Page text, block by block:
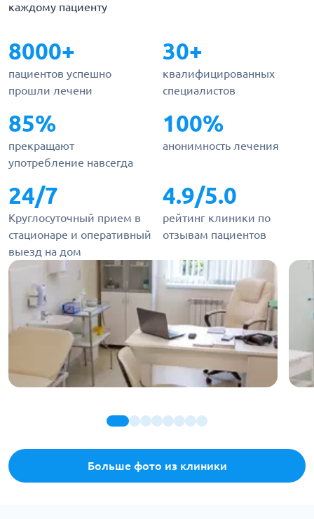
каждому пациенту
8000+
пациентов успешно
прошли лечени
30+
квалифицированных
специалистов
85%
прекращают
употребление навсегда
100%
анонимность лечения
24/7
Круглосуточный прием в
стационаре и оперативный
выезд на дом
4.9/5.0
рейтинг клиники по
отзывам пациентов
Больше фото из клиники